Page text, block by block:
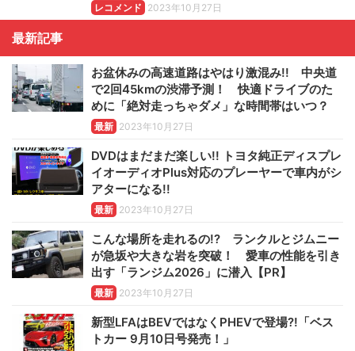
レコメンド 2023年10月27日
最新記事
お盆休みの高速道路はやはり激混み!! 中央道
で2回45kmの渋滞予測！ 快適ドライブのた
めに「絶対走っちゃダメ」な時間帯はいつ？
最新 2023年10月27日
DVDはまだまだ楽しい!! トヨタ純正ディスプレ
イオーディオPlus対応のプレーヤーで車内がシ
アターになる!!
最新 2023年10月27日
こんな場所を走れるの!? ランクルとジムニー
が急坂や大きな岩を突破！ 愛車の性能を引き
出す「ランジム2026」に潜入【PR】
最新 2023年10月27日
新型LFAはBEVではなくPHEVで登場?!「ベス
トカー 9月10日号発売！」